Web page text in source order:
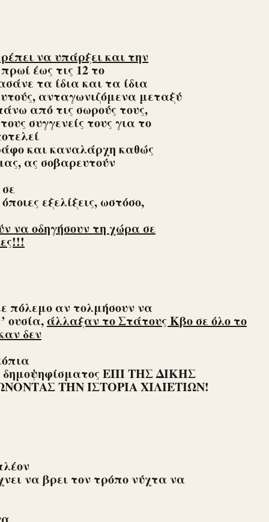
να υπάρξει και την
έως τις 12 το
τα ίδια και τα ίδια
ανταγωνιζόμενα μεταξύ
από τις σωρούς τους,
συγγενείς τους για το
και καναλάρχη καθώς
ας σοβαρευτούν
εξελίξεις, ωστόσο,
να οδηγήσουν τη χώρα σε
πόλεμο αν τολμήσουν να
ουσία, άλλαξαν το Στάτους Κβο σε όλο το
δεν
δημοψηφίσματος ΕΠΙ ΤΗΣ ΔΙΚΗΣ
ΤΗΝ ΙΣΤΟΡΙΑ ΧΙΛΙΕΤΙΩΝ!
να βρει τον τρόπο νύχτα να